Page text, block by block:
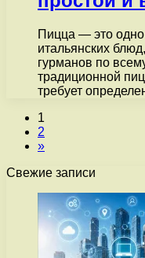
Пицца — это
итальянских
гурманов по
традиционной
требует
1
2
»
Свежие записи